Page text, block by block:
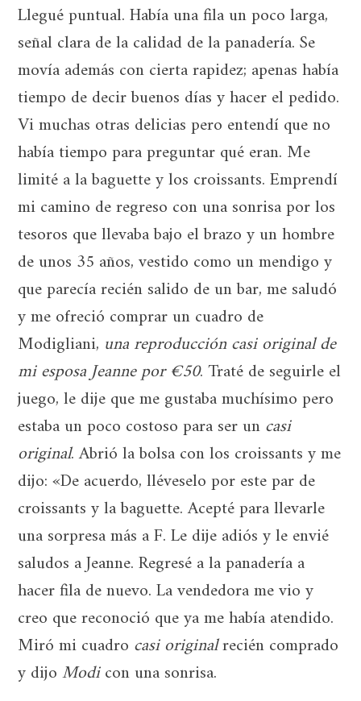
Llegué puntual. Había una fila un poco larga,
señal clara de la calidad de la panadería. Se
movía además con cierta rapidez; apenas había
tiempo de decir buenos días y hacer el pedido.
Vi muchas otras delicias pero entendí que no
había tiempo para preguntar qué eran. Me
limité a la baguette y los croissants. Emprendí
mi camino de regreso con una sonrisa por los
tesoros que llevaba bajo el brazo y un hombre
de unos 35 años, vestido como un mendigo y
que parecía recién salido de un bar, me saludó
y me ofreció comprar un cuadro de
Modigliani, una reproducción casi original de
mi esposa Jeanne por €50. Traté de seguirle el
juego, le dije que me gustaba muchísimo pero
estaba un poco costoso para ser uncasi
original. Abrió la bolsa con los croissants y me
dijo: «De acuerdo, lléveselo por este par de
croissants y la baguette. Acepté para llevarle
una sorpresa más a F. Le dije adiós y le envié
saludos a Jeanne. Regresé a la panadería a
hacer fila de nuevo. La vendedora me vio y
creo que reconoció que ya me había atendido.
Miró mi cuadro casi originalrecién comprado
y dijoModicon una sonrisa.